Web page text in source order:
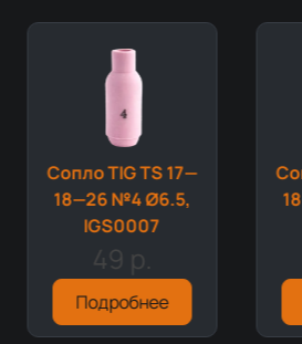
Сопло TIG TS 17—
18—26 №4 Ø6.5,
IGS0007
49 р.
Подробнее